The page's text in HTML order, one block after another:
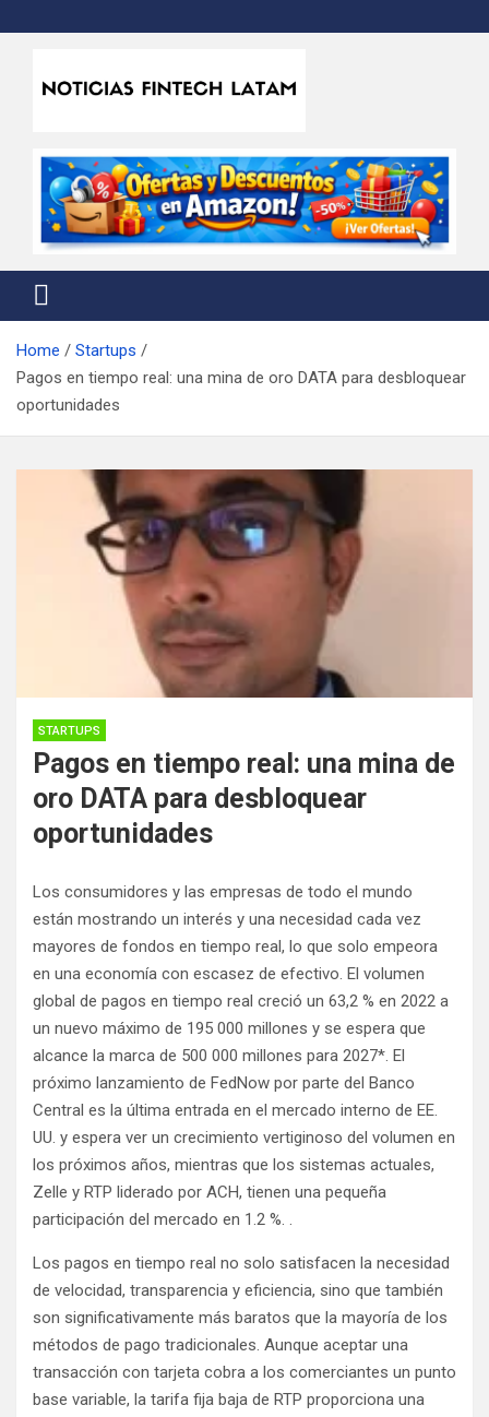
to
Noticias Fintech Latam
Home
Startups
Pagos en tiempo real: una mina de oro DATA para desbloquear
oportunidades
STARTUPS
Pagos en tiempo real: una mina de
oro DATA para desbloquear
oportunidades
Los consumidores y las empresas de todo el mundo
están mostrando un interés y una necesidad cada vez
mayores de fondos en tiempo real, lo que solo empeora
en una economía con escasez de efectivo. El volumen
global de pagos en tiempo real creció un 63,2 % en 2022 a
un nuevo máximo de 195 000 millones y se espera que
alcance la marca de 500 000 millones para 2027*. El
próximo lanzamiento de FedNow por parte del Banco
Central es la última entrada en el mercado interno de EE.
UU. y espera ver un crecimiento vertiginoso del volumen en
los próximos años, mientras que los sistemas actuales,
Zelle y RTP liderado por ACH, tienen una pequeña
participación del mercado en 1.2 %. .
Los pagos en tiempo real no solo satisfacen la necesidad
de velocidad, transparencia y eficiencia, sino que también
son significativamente más baratos que la mayoría de los
métodos de pago tradicionales. Aunque aceptar una
transacción con tarjeta cobra a los comerciantes un punto
base variable, la tarifa fija baja de RTP proporciona una